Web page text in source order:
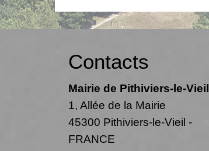
Contacts
Mairie de Pithiviers-le-Vieil
1, Allée de la Mairie
45300 Pithiviers-le-Vieil -
FRANCE